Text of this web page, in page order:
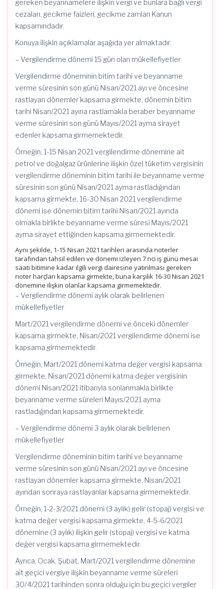
gereken beyannamelere ilişkin vergi ve bunlara bağlı vergi
cezaları, gecikme faizleri, gecikme zamları Kanun
kapsamındadır.
Konuya ilişkin açıklamalar aşağıda yer almaktadır.
– Vergilendirme dönemi 15 gün olan mükellefiyetler
Vergilendirme döneminin bitim tarihi ve beyanname
verme süresinin son günü Nisan/2021 ayı ve öncesine
rastlayan dönemler kapsama girmekte, dönemin bitim
tarihi Nisan/2021 ayına rastlamakla beraber beyanname
verme süresinin son günü Mayıs/2021 ayma sirayet
edenler kapsama girmemektedir.
Örneğin, 1-15 Nisan 2021 vergilendirme dönemine ait
petrol ve doğalgaz ürünlerine ilişkin özel tüketim vergisinin
vergilendirme döneminin bitim tarihi ile beyanname verme
süresinin son günü Nisan/2021 ayma rastladığından
kapsama girmekte, 16-30 Nisan 2021 vergilendirme
dönemi ise dönemin bitim tarihi Nisan/2021 ayında
olmakla birlikte beyanname verme süresi Mayıs/2021
ayma sirayet ettiğinden kapsama girmemektedir.
Aynı şekilde, 1-15 Nisan 2021 tarihleri arasında noterler
tarafından tahsil edilen ve dönemi izleyen 7 nci iş günü mesai
saati bitimine kadar ilgili vergi dairesine yatırılması gereken
noter harçları kapsama girmekte, buna karşılık 16-30 Nisan 2021
dönemine ilişkin olanlar kapsama girmemektedir.
– Vergilendirme dönemi aylık olarak belirlenen
mükellefiyetler
Mart/2021 vergilendirme dönemi ve önceki dönemler
kapsama girmekte, Nisan/2021 vergilendirme dönemi ise
kapsama girmemektedir.
Örneğin, Mart/2021 dönemi katma değer vergisi kapsama
girmekte, Nisan/2021 dönemi katma değer vergisinin
dönemi Nisan/2021 itibarıyla sonlanmakla birlikte
beyanname verme süreleri Mayıs/2021 ayma
rastladığından kapsama girmemektedir.
– Vergilendirme dönemi 3 aylık olarak belirlenen
mükellefiyetler
Vergilendirme döneminin bitim tarihi ve beyanname
verme süresinin son günü Nisan/2021 ayı ve öncesine
rastlayan dönemler kapsama girmekte, Nisan/2021
ayından sonraya rastlayanlar kapsama girmemektedir.
Örneğin, 1-2-3/2021 dönemi (3 aylık) gelir (stopaj) vergisi ve
katma değer vergisi kapsama girmekte, 4-5-6/2021
dönemine (3 aylık) ilişkin gelir (stopaj) vergisi ve katma
değer vergisi kapsama girmemektedir.
Ayrıca, Ocak, Şubat, Mart/2021 vergilendirme dönemine
ait geçici vergiye ilişkin beyanname verme süreleri
30/4/2021 tarihinden sonra olduğu için bu geçici vergiler